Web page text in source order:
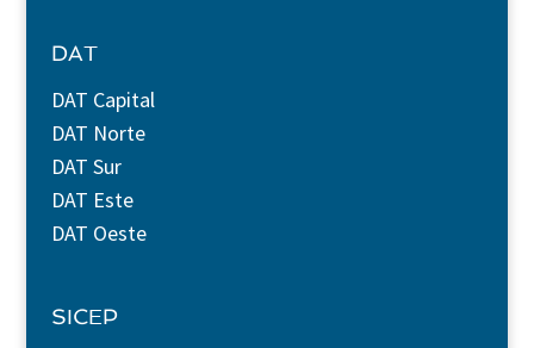
DAT
DAT Capital
DAT Norte
DAT Sur
DAT Este
DAT Oeste
SICEP